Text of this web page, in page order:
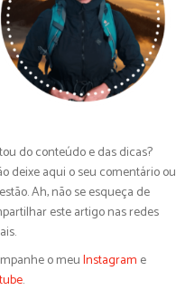
do conteúdo e das dicas?
deixe aqui o seu comentário ou
Ah, não se esqueça de
este artigo nas redes
o meuInstagram e
.